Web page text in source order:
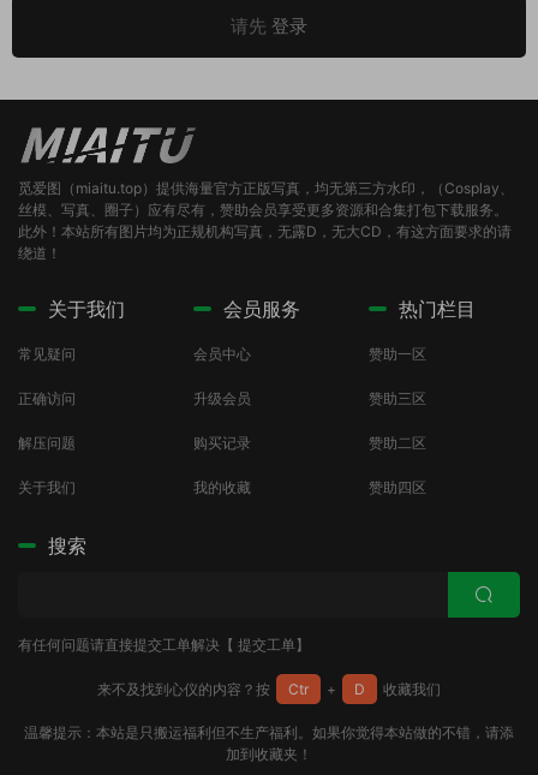
请先 登录
觅爱图（miaitu.top）提供海量官方正版写真，均无第三方水印，（Cosplay、
丝模、写真、圈子）应有尽有，赞助会员享受更多资源和合集打包下载服务。
此外！本站所有图片均为正规机构写真，无露D，无大CD，有这方面要求的请
绕道！
关于我们
常见疑问
正确访问
解压问题
关于我们
会员服务
会员中心
升级会员
购买记录
我的收藏
热门栏目
赞助一区
赞助三区
赞助二区
赞助四区
搜索
有任何问题请直接提交工单解决【 提交工单】
来不及找到心仪的内容？按 Ctr + D 收藏我们
温馨提示：本站是只搬运福利但不生产福利。如果你觉得本站做的不错，请添
加到收藏夹！